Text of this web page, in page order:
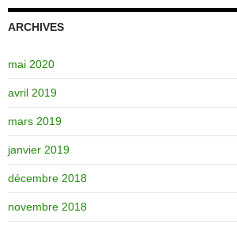
ARCHIVES
mai 2020
avril 2019
mars 2019
janvier 2019
décembre 2018
novembre 2018